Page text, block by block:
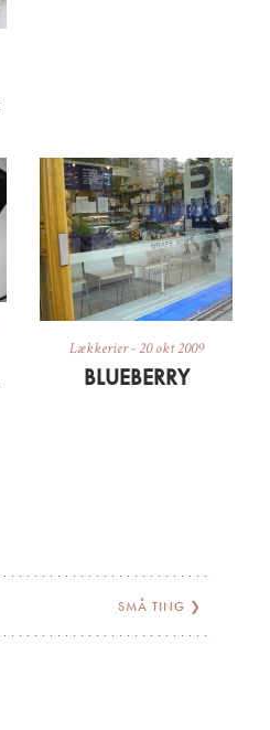
Lækkerier-20 okt 2009
BLUEBERRY
SMÅ TING ❯